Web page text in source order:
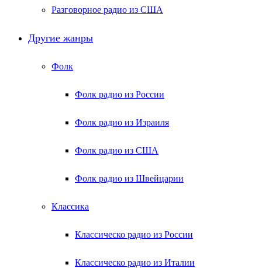
Разговорное радио из США
Другие жанры
Фолк
Фолк радио из России
Фолк радио из Израиля
Фолк радио из США
Фолк радио из Швейцарии
Классика
Классическо радио из России
Классическо радио из Италии